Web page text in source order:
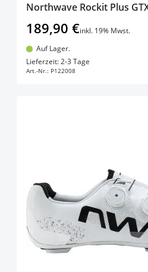
Northwave Rockit Plus
189,90 €inkl. 19% Mwst.
Auf Lager.
Lieferzeit: 2-3 Tage
Art.-Nr.: P122008